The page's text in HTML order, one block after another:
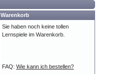
Warenkorb
Sie haben noch keine tollen
Lernspiele im Warenkorb.
FAQ: Wie kann ich bestellen?